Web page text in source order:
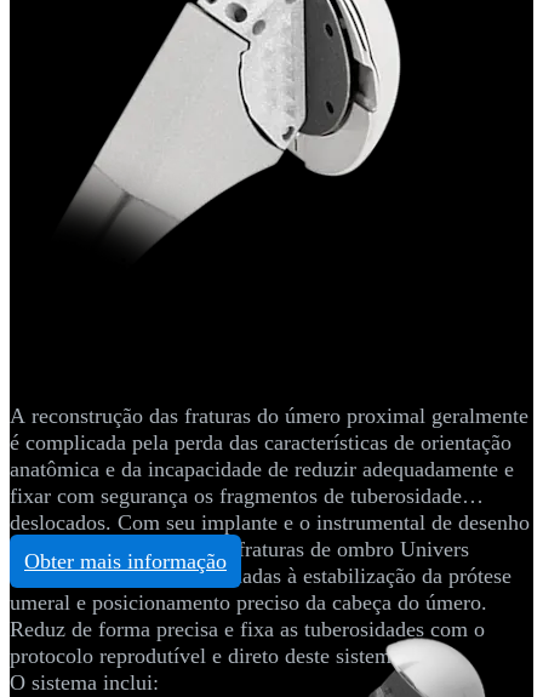
A reconstrução das fraturas do úmero proximal geralmente
é complicada pela perda das características de orientação
anatômica e da incapacidade de reduzir adequadamente e
fixar com segurança os fragmentos de tuberosidade
deslocados. Com seu implante e o instrumental de desenho
exclusivo, o sistema para fraturas de ombro Univers
aborda problemas relacionadas à estabilização da prótese
umeral e posicionamento preciso da cabeça do úmero.
Reduz de forma precisa e fixa as tuberosidades com o
protocolo reprodutível e direto deste sistema.
O sistema inclui:
Obter mais informação